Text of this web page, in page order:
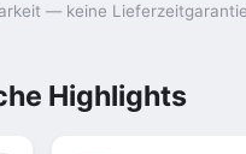
— keine
Highlights